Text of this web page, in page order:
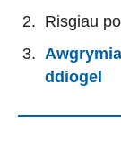
Risgiau
ddiogel